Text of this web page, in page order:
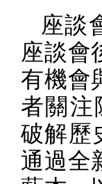
座談
座談會
有機會
者關注
破解歷
通過全